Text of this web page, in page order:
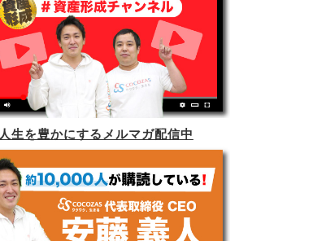
人生を豊かにするメルマガ配信中